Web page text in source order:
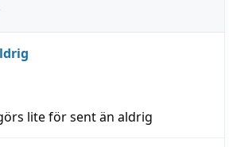
lite för sent än aldrig